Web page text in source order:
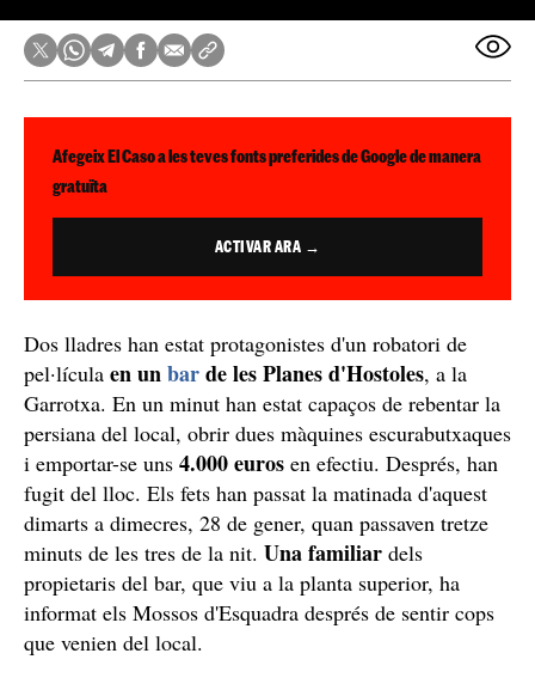
Afegeix El Caso a les teves fonts preferides de Google de manera
gratuïta
ACTIVAR ARA →
Dos lladres han estat protagonistes d'un robatori de
pel·lícula en unbarde les Planes d'Hostoles, a la
Garrotxa. En un minut han estat capaços de rebentar la
persiana del local, obrir dues màquines escurabutxaques
i emportar-se uns 4.000 euros en efectiu. Després, han
fugit del lloc. Els fets han passat la matinada d'aquest
dimarts a dimecres, 28 de gener, quan passaven tretze
minuts de les tres de la nit. Una familiar dels
propietaris del bar, que viu a la planta superior, ha
informat els Mossos d'Esquadra després de sentir cops
que venien del local.